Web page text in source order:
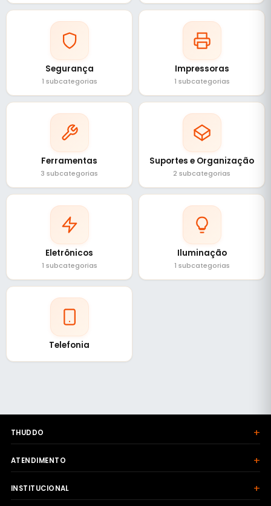
Segurança
1 subcategorias
Impressoras
1 subcategorias
Ferramentas
3 subcategorias
Suportes e Organização
2 subcategorias
Eletrônicos
1 subcategorias
Iluminação
1 subcategorias
Telefonia
THUDDO +
ATENDIMENTO +
INSTITUCIONAL +